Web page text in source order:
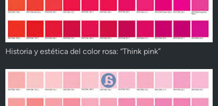
Historia y estética del color rosa: “Think pink”